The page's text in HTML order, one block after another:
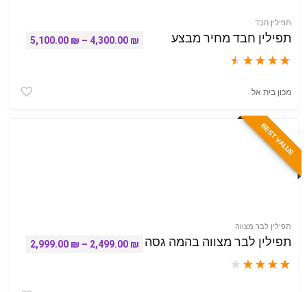
תפילין חבד
תפילין חבד מחיר מבצע
★
★
★
★
★
4,300.00 ₪
–
5,100.00 ₪ טווח מחירים:
מכון בית אל
BEST VALUE
תפילין לבר מצווה
תפילין לבר מצווה בהמה גסה
★
★
★
★
★
2,499.00 ₪
–
2,999.00 ₪ טווח מחירים: